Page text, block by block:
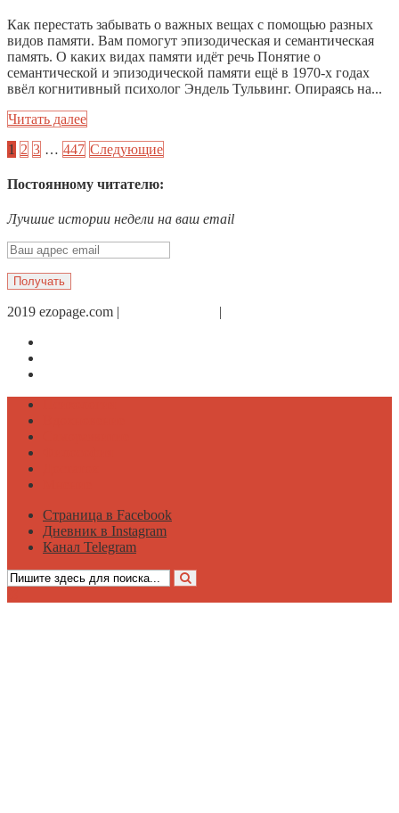
Как перестать забывать о важных вещах с помощью разных
видов памяти. Вам помогут эпизодическая и семантическая
память. О каких видах памяти идёт речь Понятие о
семантической и эпизодической памяти ещё в 1970‑х годах
ввёл когнитивный психолог Эндель Тульвинг. Опираясь на...
Читать далее
1 2 3 … 447 Следующие
Постоянному читателю:
Лучшие истории недели на ваш email
2019 ezopage.com |
Страница в Facebook
Дневник в Instagram
Канал Telegram